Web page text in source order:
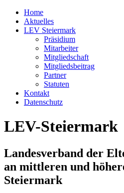
Home
Aktuelles
LEV Steiermark
Präsidium
Mitarbeiter
Mitgliedschaft
Mitgliedsbeitrag
Partner
Statuten
Kontakt
Datenschutz
LEV-Steiermark
Landesverband der
an mittleren und
Steiermark